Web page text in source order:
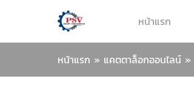
หน้าแรก
หน้าแรก » แคตตาล็อกออนไลน์ »